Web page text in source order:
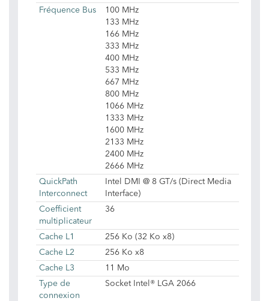
Fréquence Bus
100 MHz
133 MHz
166 MHz
333 MHz
400 MHz
533 MHz
667 MHz
800 MHz
1066 MHz
1333 MHz
1600 MHz
2133 MHz
2400 MHz
2666 MHz
QuickPath
Interconnect
Intel DMI @ 8 GT/s (Direct Media
Interface)
Coefficient
multiplicateur
36
Cache L1
256 Ko (32 Ko x8)
Cache L2
256 Ko x8
Cache L3
11 Mo
Type de
connexion
Socket Intel® LGA 2066